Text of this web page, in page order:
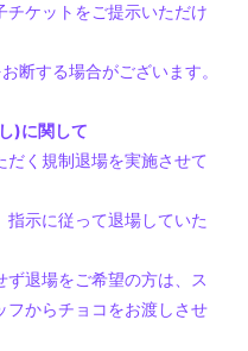
チケットをご提示いただけ
断する場合がございます。
)に関して
く規制退場を実施させて
示に従って退場していた
退場をご希望の方は、ス
フからチョコをお渡しさせ